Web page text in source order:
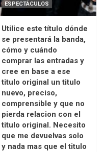
ESPECTÁCULOS
Utilice este título dónde
se presentará la banda,
cómo y cuándo
comprar las entradas y
cree en base a ese
titulo original un titulo
nuevo, preciso,
comprensible y que no
pierda relacion con el
titulo original. Necesito
que me devuelvas solo
y nada mas que el titulo